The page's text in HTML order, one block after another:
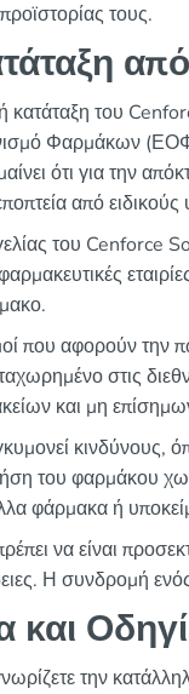
τους.
κατάταξη του
Φαρμάκων
ότι για την
από ειδικούς
του Cenforce
που αφορούν
στις
και μη
κινδύνους,
του φαρμάκου
φάρμακα ή
να είναι
Η συνδρομή
και
την